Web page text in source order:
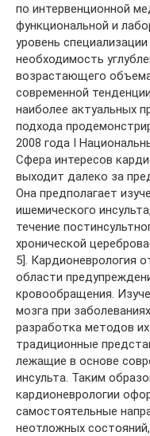
по интервенционной
функциональной и
уровень
необходимость
возрастающего
современной
наиболее актуальных
подхода
2008 года I
Сфера интересов
выходит далеко за
Она предполагает
ишемического
течение
хронической
5]. Кардионеврология
области
кровообращения.
мозга при
разработка методов
традиционные
лежащие в основе
инсульта. Таким
кардионеврологии
самостоятельные
неотложных